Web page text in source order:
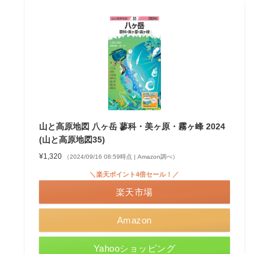
山と高原地図 八ヶ岳 蓼科・美ヶ原・霧ヶ峰 2024
(山と高原地図35)
¥1,320 （2024/09/16 08:59時点 | Amazon調べ）
Amazon
＼楽天ポイント4倍セール！／
楽天市場
Yahooショッピング